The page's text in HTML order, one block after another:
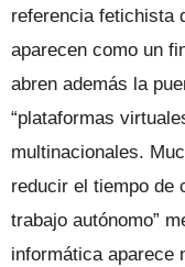
referencia fetichista
aparecen como un
abren además la
“plataformas
multinacionales.
reducir el tiempo de
trabajo autónomo”
informática aparece